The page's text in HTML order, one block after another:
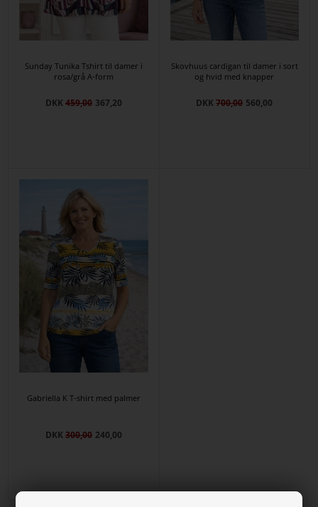
Sunday Tunika Tshirt til damer i
rosa/grå A-form
DKK459,00 367,20
Skovhuus cardigan til damer i sort
og hvid med knapper
DKK700,00 560,00
Gabriella K T-shirt med palmer
DKK300,00 240,00